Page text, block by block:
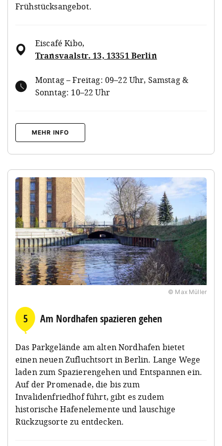
Frühstücksangebot.
Eiscafé Kibo,
Transvaalstr. 13, 13351 Berlin
Montag – Freitag: 09–22 Uhr, Samstag &
Sonntag: 10–22 Uhr
MEHR INFO
© Max Müller
5 Am Nordhafen spazieren gehen
Das Parkgelände am alten Nordhafen bietet
einen neuen Zufluchtsort in Berlin. Lange Wege
laden zum Spazierengehen und Entspannen ein.
Auf der Promenade, die bis zum
Invalidenfriedhof führt, gibt es zudem
historische Hafenelemente und lauschige
Rückzugsorte zu entdecken.